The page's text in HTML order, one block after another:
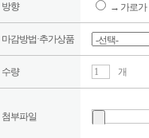
방향 → 가로가
마감방법·추가상품
수량 개
첨부파일